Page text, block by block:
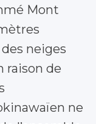
Mont
neiges
raison de
ne